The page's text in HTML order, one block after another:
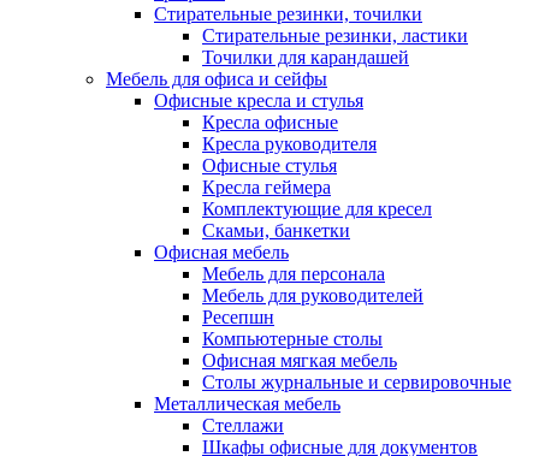
Стирательные резинки, точилки
Стирательные резинки, ластики
Точилки для карандашей
Мебель для офиса и сейфы
Офисные кресла и стулья
Кресла офисные
Кресла руководителя
Офисные стулья
Кресла геймера
Комплектующие для кресел
Скамьи, банкетки
Офисная мебель
Мебель для персонала
Мебель для руководителей
Ресепшн
Компьютерные столы
Офисная мягкая мебель
Столы журнальные и сервировочные
Металлическая мебель
Стеллажи
Шкафы офисные для документов